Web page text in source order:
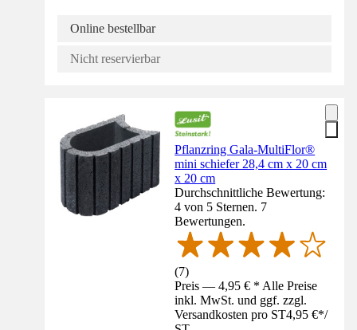
Online bestellbar
Nicht reservierbar
Pflanzring Gala-MultiFlor®
mini schiefer 28,4 cm x 20 cm
x 20 cm
Durchschnittliche Bewertung:
4 von 5 Sternen. 7
Bewertungen.
(7)
Preis — 4,95 € * Alle Preise
inkl. MwSt. und ggf. zzgl.
Versandkosten pro ST4,95 €*/